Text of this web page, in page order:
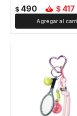
$ 490 $ 417